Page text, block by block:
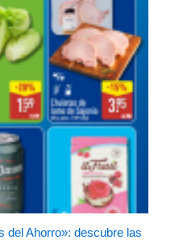
del Ahorro»: descubre las